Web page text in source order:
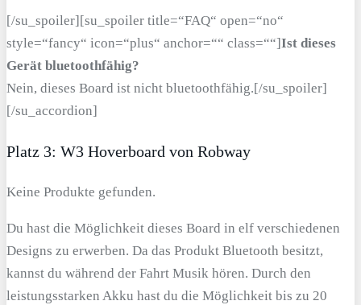
[/su_spoiler][su_spoiler title=“FAQ“ open=“no“
style=“fancy“ icon=“plus“ anchor=““ class=““]Ist dieses
Gerät bluetoothfähig?
Nein, dieses Board ist nicht bluetoothfähig.[/su_spoiler]
[/su_accordion]
Platz 3: W3 Hoverboard von Robway
Keine Produkte gefunden.
Du hast die Möglichkeit dieses Board in elf verschiedenen
Designs zu erwerben. Da das Produkt Bluetooth besitzt,
kannst du während der Fahrt Musik hören. Durch den
leistungsstarken Akku hast du die Möglichkeit bis zu 20